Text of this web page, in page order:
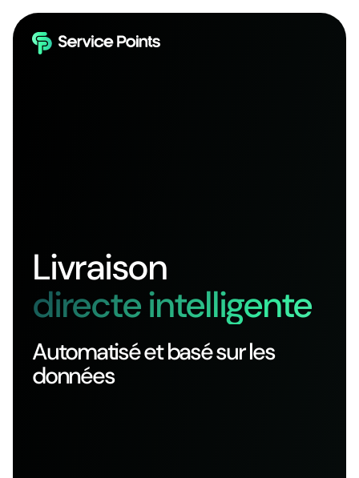
Livraison
directe intelligente
Automatisé et basé sur les
données